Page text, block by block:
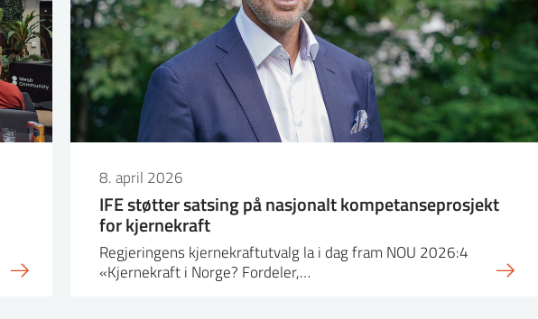
8. april 2026
IFE støtter satsing på nasjonalt kompetanseprosjekt
for kjernekraft
Regjeringens kjernekraftutvalg la i dag fram NOU 2026:4
«Kjernekraft i Norge? Fordeler,…